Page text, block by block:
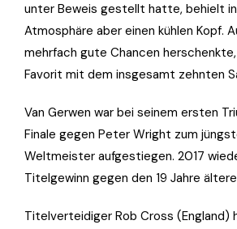
unter Beweis gestellt hatte, behielt
Atmosphäre aber einen kühlen Kopf.
mehrfach gute Chancen
Favorit mit dem insgesamt zehnten
Van Gerwen war bei seinem ersten
Finale gegen Peter Wright zum
Weltmeister aufgestiegen. 2017
Titelgewinn gegen den 19 Jahre
Titelverteidiger Rob Cross (England)